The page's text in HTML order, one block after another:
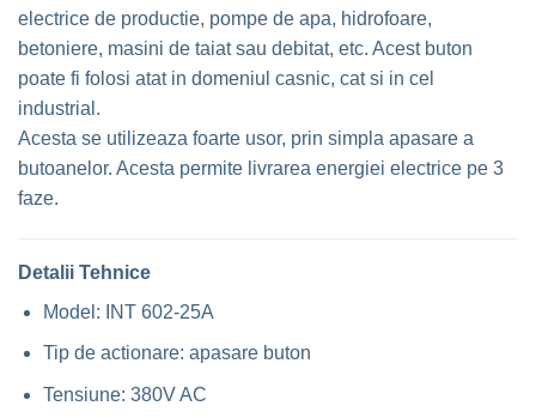
electrice de productie, pompe de apa, hidrofoare,
betoniere, masini de taiat sau debitat, etc. Acest buton
poate fi folosi atat in domeniul casnic, cat si in cel
industrial.
Acesta se utilizeaza foarte usor, prin simpla apasare a
butoanelor. Acesta permite livrarea energiei electrice pe 3
faze.
Detalii Tehnice
Model: INT 602-25A
Tip de actionare: apasare buton
Tensiune: 380V AC